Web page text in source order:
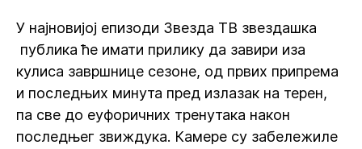
У најновијој епизоди Звезда ТВ звездашка
публика ће имати прилику да завири иза
кулиса завршнице сезоне, од првих припрема
и последњих минута пред излазак на терен,
па све до еуфоричних тренутака након
последњег звиждука. Камере су забележиле